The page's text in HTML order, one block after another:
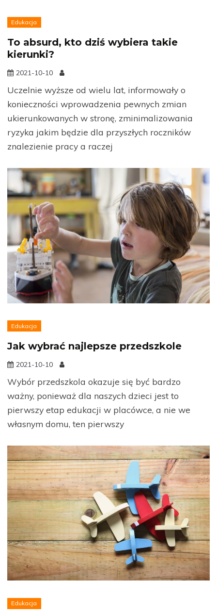
Edukacja
To absurd, kto dziś wybiera takie
kierunki?
2021-10-10
Uczelnie wyższe od wielu lat, informowały o
konieczności wprowadzenia pewnych zmian
ukierunkowanych w stronę, zminimalizowania
ryzyka jakim będzie dla przyszłych roczników
znalezienie pracy a raczej
Edukacja
Jak wybrać najlepsze przedszkole
2021-10-10
Wybór przedszkola okazuje się być bardzo
ważny, ponieważ dla naszych dzieci jest to
pierwszy etap edukacji w placówce, a nie we
własnym domu, ten pierwszy
Edukacja